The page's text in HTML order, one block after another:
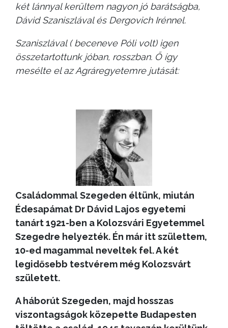
két lánnyal kerültem nagyon jó barátságba,
Dávid Szaniszlával és Dergovich Irénnel.
Szaniszlával ( beceneve Póli volt) igen
összetartottunk jóban, rosszban. Ő így
mesélte el az Agráregyetemre jutását:
Családommal Szegeden éltünk, miután
Édesapámat Dr Dávid Lajos egyetemi
tanárt 1921-ben a Kolozsvári Egyetemmel
Szegedre helyezték. Én már itt születtem,
10-ed magammal neveltek fel. A két
legidősebb testvérem még Kolozsvárt
született.
A háborút Szegeden, majd hosszas
viszontagságok közepette Budapesten